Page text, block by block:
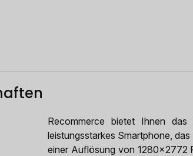
Recommerce bietet Ihnen
leistungsstarkes Smartphone,
einer Auflösung von 1280x2772